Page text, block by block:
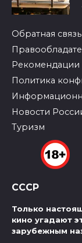
Обратная связь
Рекомендации
Политика
Новости
Туризм
СССР
Только
кино угадают
зарубежным